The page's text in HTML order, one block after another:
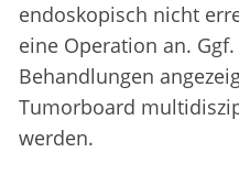
endoskopisch nicht
eine Operation an.
Behandlungen
Tumorboard
werden.